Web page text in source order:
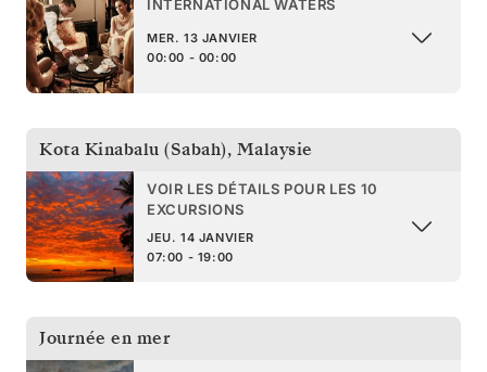
INTERNATIONAL WATERS
MER. 13 JANVIER
00:00 - 00:00
Kota Kinabalu (Sabah), Malaysie
VOIR LES DÉTAILS POUR LES 10
EXCURSIONS
JEU. 14 JANVIER
07:00 - 19:00
Journée en mer